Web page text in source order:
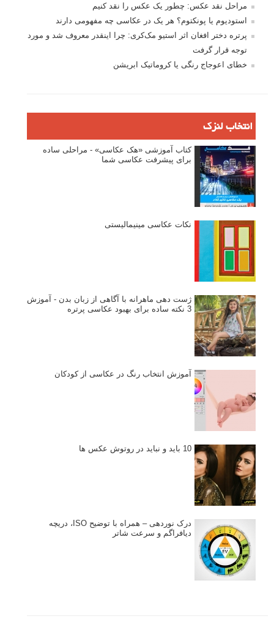
مراحل نقد عکس: چطور یک عکس را نقد کنیم
استودیوم یا پونکتوم؟ هر یک در عکاسی چه مفهومی دارند
پرتره دختر افغان اثر استیو مک‌کری: چرا اینقدر معروف شد و مورد
توجه قرار گرفت
خطای اعوجاج رنگی یا کروماتیک ابریشن
انتخاب لنزک
کتاب آموزشی «هک عکاسی» - مراحلی ساده
برای پیشرفت عکاسی شما
نکات عکاسی مینیمالیستی
ژست دهی ماهرانه با آگاهی از زبان بدن - آموزش
3 نکته ساده برای بهبود عکاسی پرتره
آموزش انتخاب رنگ در عکاسی از کودکان
10 باید و نباید در روتوش عکس ها
درک نوردهی – همراه با توضیح ISO، دریچه
دیافراگم و سرعت شاتر